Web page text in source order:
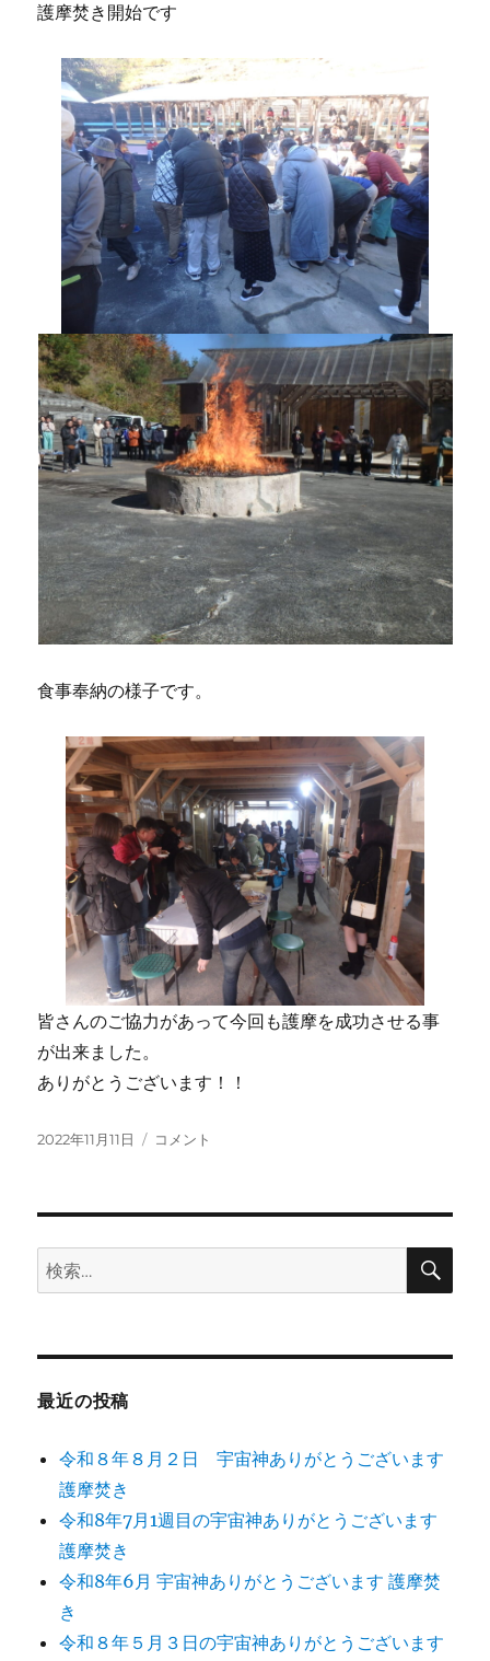
護摩焚き開始です
食事奉納の様子です。
皆さんのご協力があって今回も護摩を成功させる事
が出来ました。
ありがとうございます！！
投
2022年11月11日
2022
宙
あ
い
護
焚
コメント
検
索:
検
最近の投稿
令和８年８月２日 宇宙神ありがとうございます
護摩焚き
令和8年7月1週目の宇宙神ありがとうございます
護摩焚き
令和8年6月 宇宙神ありがとうございます 護摩焚
き
令和８年５月３日の宇宙神ありがとうございます